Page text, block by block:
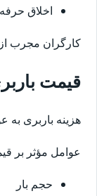
اخلاق
کارگران مجرب
قیمت
هزینه باربری به
عوامل مؤثر بر
حجم بار